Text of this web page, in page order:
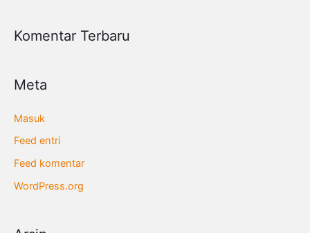
Komentar Terbaru
Meta
Masuk
Feed entri
Feed komentar
WordPress.org